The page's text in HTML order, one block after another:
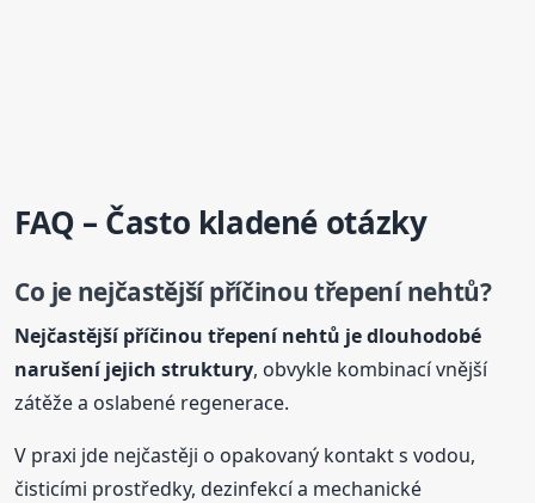
FAQ – Často kladené otázky
Co je nejčastější příčinou třepenínehtů?
Nejčastější příčinou třepenínehtů je dlouhodobé
narušení jejich struktury, obvykle kombinací vnější
zátěže a oslabené regenerace.
V praxi jde nejčastěji o opakovaný kontakt s vodou,
čisticími prostředky, dezinfekcí a mechanické